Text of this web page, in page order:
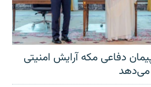
دفاعی مکه آرایش امنیتی
می‌دهد